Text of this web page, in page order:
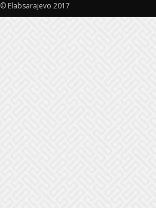
© Elabsarajevo 2017